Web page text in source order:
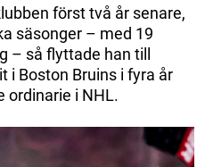
först två år senare,
säsonger – med 19
– så flyttade han till
i Boston Bruins i fyra år
ordinarie i NHL.